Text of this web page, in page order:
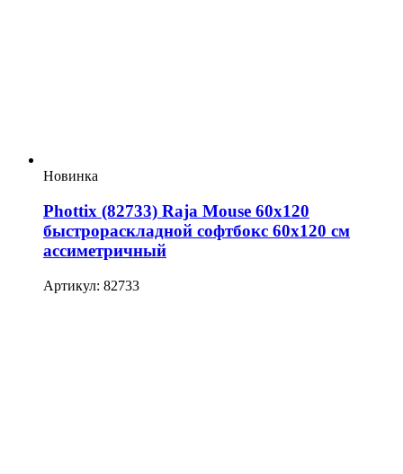
Новинка
Phottix (82733) Raja Mouse 60х120
быстрораскладной софтбокс 60х120 см
ассиметричный
Артикул: 82733